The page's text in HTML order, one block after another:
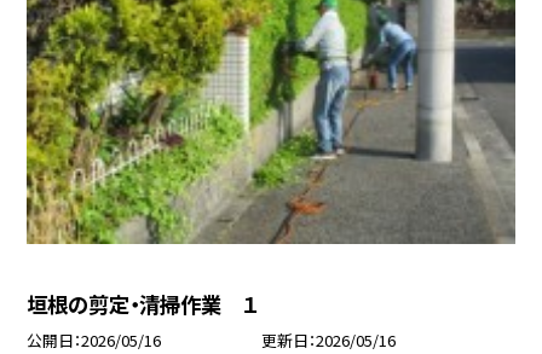
垣根の剪定・清掃作業 １
公開日 2026/05/16 更新日 2026/05/16